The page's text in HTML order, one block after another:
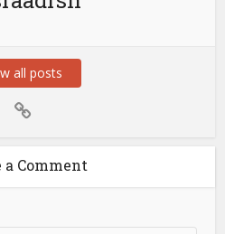
all posts
a Comment